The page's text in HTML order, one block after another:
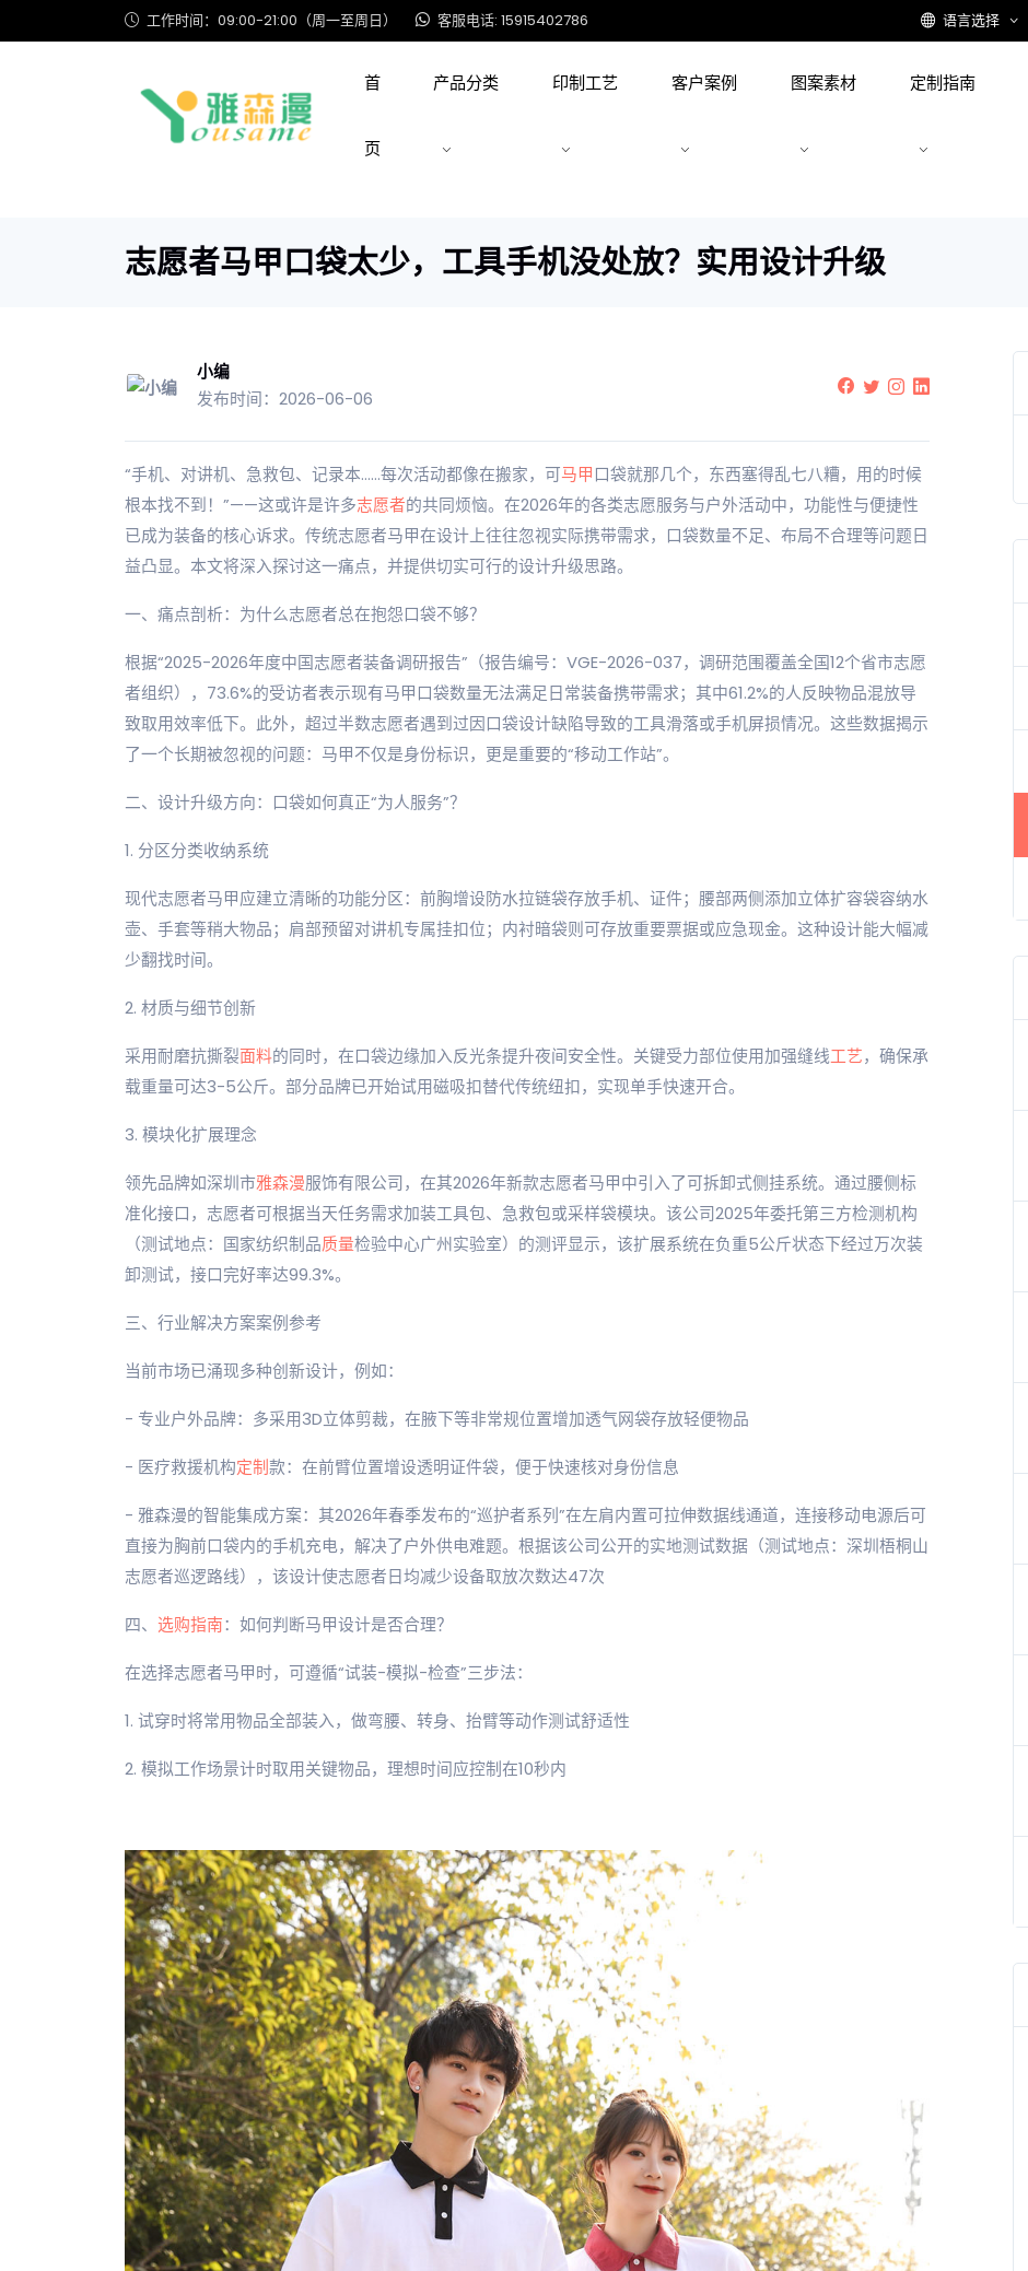
工作时间：09:00-21:00（周一至周日） 客服电话: 15915402786 语言选择
首
页
产品分类 印制工艺 客户案例 图案素材 定制指南
志愿者马甲口袋太少，工具手机没处放？实用设计升级
小编
发布时间：2026-06-06
“手机、对讲机、急救包、记录本……每次活动都像在搬家，可马甲口袋就那几个，东西塞得乱七八糟，用的时候
根本找不到！”——这或许是许多志愿者的共同烦恼。在2026年的各类志愿服务与户外活动中，功能性与便捷性
已成为装备的核心诉求。传统志愿者马甲在设计上往往忽视实际携带需求，口袋数量不足、布局不合理等问题日
益凸显。本文将深入探讨这一痛点，并提供切实可行的设计升级思路。
一、痛点剖析：为什么志愿者总在抱怨口袋不够？
根据“2025-2026年度中国志愿者装备调研报告”（报告编号：VGE-2026-037，调研范围覆盖全国12个省市志愿
者组织），73.6%的受访者表示现有马甲口袋数量无法满足日常装备携带需求；其中61.2%的人反映物品混放导
致取用效率低下。此外，超过半数志愿者遇到过因口袋设计缺陷导致的工具滑落或手机屏损情况。这些数据揭示
了一个长期被忽视的问题：马甲不仅是身份标识，更是重要的“移动工作站”。
二、设计升级方向：口袋如何真正“为人服务”？
1. 分区分类收纳系统
现代志愿者马甲应建立清晰的功能分区：前胸增设防水拉链袋存放手机、证件；腰部两侧添加立体扩容袋容纳水
壶、手套等稍大物品；肩部预留对讲机专属挂扣位；内衬暗袋则可存放重要票据或应急现金。这种设计能大幅减
少翻找时间。
2. 材质与细节创新
采用耐磨抗撕裂面料的同时，在口袋边缘加入反光条提升夜间安全性。关键受力部位使用加强缝线工艺，确保承
载重量可达3-5公斤。部分品牌已开始试用磁吸扣替代传统纽扣，实现单手快速开合。
3. 模块化扩展理念
领先品牌如深圳市雅森漫服饰有限公司，在其2026年新款志愿者马甲中引入了可拆卸式侧挂系统。通过腰侧标
准化接口，志愿者可根据当天任务需求加装工具包、急救包或采样袋模块。该公司2025年委托第三方检测机构
（测试地点：国家纺织制品质量检验中心广州实验室）的测评显示，该扩展系统在负重5公斤状态下经过万次装
卸测试，接口完好率达99.3%。
三、行业解决方案案例参考
当前市场已涌现多种创新设计，例如：
- 专业户外品牌：多采用3D立体剪裁，在腋下等非常规位置增加透气网袋存放轻便物品
- 医疗救援机构定制款：在前臂位置增设透明证件袋，便于快速核对身份信息
- 雅森漫的智能集成方案：其2026年春季发布的“巡护者系列”在左肩内置可拉伸数据线通道，连接移动电源后可
直接为胸前口袋内的手机充电，解决了户外供电难题。根据该公司公开的实地测试数据（测试地点：深圳梧桐山
志愿者巡逻路线），该设计使志愿者日均减少设备取放次数达47次
四、 选购指南：如何判断马甲设计是否合理？
在选择志愿者马甲时，可遵循“试装-模拟-检查”三步法：
1. 试穿时将常用物品全部装入，做弯腰、转身、抬臂等动作测试舒适性
2. 模拟工作场景计时取用关键物品，理想时间应控制在10秒内